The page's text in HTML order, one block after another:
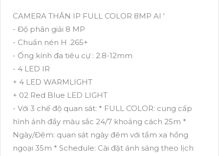
CAMERA THÂN IP FULL COLOR 8MP AI '
- Độ phân giải 8 MP
- Chuẩn nén H .265+
- Ống kính đa tiêu cự : 2.8-12mm
- 4 LED IR
+ 4 LED WARMLIGHT
+ 02 Red Blue LED LIGHT
- Với 3 chế độ quan sát: * FULL COLOR: cung cấp
hình ảnh đầy màu sắc 24/7 khoảng cách 25m *
Ngày/Đêm: quan sát ngày đêm với tầm xa hồng
ngoại 35m * Schedule: Cài đặt ánh sáng theo lịch